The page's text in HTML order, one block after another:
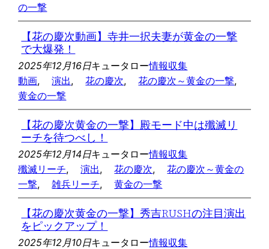
の一撃
【花の慶次動画】寺井一択夫妻が黄金の一撃
で大爆発！
2025年12月16日キュータロー情報収集
動画, 演出, 花の慶次, 花の慶次～黄金の一撃
黄金の一撃
【花の慶次黄金の一撃】殿モード中は殲滅リ
ーチを待つべし！
2025年12月14日キュータロー情報収集
殲滅リーチ, 演出, 花の慶次,
花の慶次～黄金の
一撃, 雑兵リーチ, 黄金の一撃
【花の慶次黄金の一撃】秀吉RUSHの注目演出
をピックアップ！
2025年12月10日キュータロー情報収集